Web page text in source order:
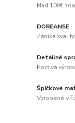
Nad 100€
DOREANSE
Záruka kvality
Detailné
Poctivá
Špičkové
Vyrobené v